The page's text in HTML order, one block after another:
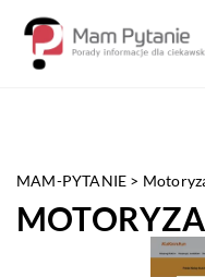
MAM-PYTANIE >